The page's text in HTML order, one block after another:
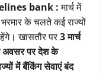
bank :मार्च में
भरमार के चलते कई राज्यों
खासतौर पर3 मार्च
अवसर पर देश के
में बैंकिंग सेवाएं बंद